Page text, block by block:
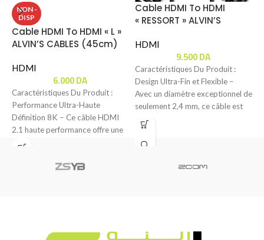
NON -
DISP
Cable HDMI To HDMI « L »
ALVIN’S CABLES (45cm)
HDMI
6.000DA
Caractéristiques Du Produit :
Performance Ultra-Haute
Définition 8K – Ce câble HDMI
2.1 haute performance offre une
transmission vidéo et
Cable HDMI To HDMI
« RESSORT » ALVIN’S
HDMI
9.500DA
Caractéristiques Du Produit :
Design Ultra-Fin et Flexible –
Avec un diamètre exceptionnel de
seulement 2,4 mm, ce câble est